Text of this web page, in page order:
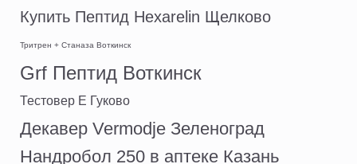
Купить Пептид Hexarelin Щелково
Тритрен + Станаза Воткинск
Grf Пептид Воткинск
Тестовер Е Гуково
Декавер Vermodje Зеленоград
Нандробол 250 в аптеке Казань